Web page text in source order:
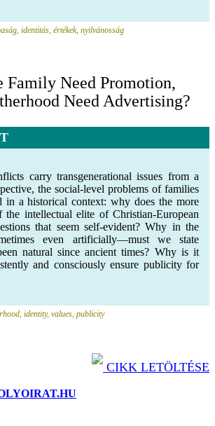
identitás, értékek, nyilvánosság
Family Need Promotion,
Need Advertising?
carry transgenerational issues from a
the social-level problems of families
in a historical context: why does the more
the intellectual elite of Christian-European
that seem self-evident? Why in the
even artificially—must we state
natural since ancient times? Why is it
and consciously ensure publicity for
identity, values, publicity
CIKK LETÖLTÉSE